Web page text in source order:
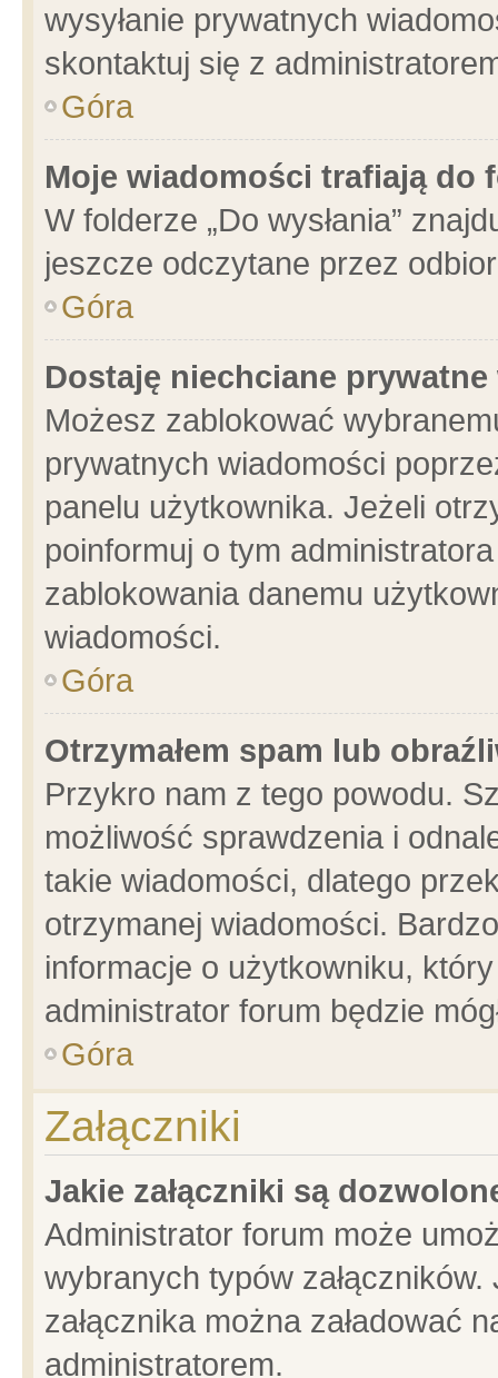
wysyłanie prywatnych
skontaktuj się z
Góra
Moje wiadomości trafiają do
W folderze „Do wysłania”
jeszcze odczytane przez
Góra
Dostaję niechciane
Możesz zablokować
prywatnych wiadomości
panelu użytkownika. Jeżeli
poinformuj o tym
zablokowania danemu
wiadomości.
Góra
Otrzymałem spam lub
Przykro nam z tego powodu.
możliwość sprawdzenia i
takie wiadomości, dlatego
otrzymanej wiadomości.
informacje o użytkowniku,
administrator forum będzie
Góra
Załączniki
Jakie załączniki są
Administrator forum może
wybranych typów
załącznika można załadować
administratorem.